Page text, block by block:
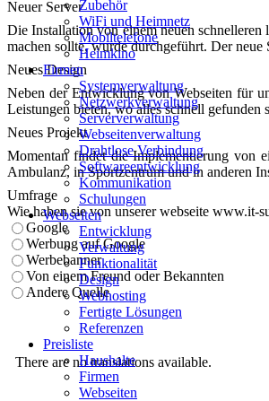
Zubehör
WiFi und Heimnetz
Mobiltelefone
Heimkino
Firmen
Systemverwaltung
Netzwerkverwaltung
Serververwaltung
Webseitenverwaltung
Drahtlose Verbindung
Softwareentwicklung
Kommunikation
Schulungen
Webseiten
Entwicklung
Verwaltung
Funktionalität
Design
Webhosting
Fertigte Lösungen
Referenzen
Preisliste
Haushalte
Firmen
Webseiten
Neuer Server
Die Installation von einem neuen
machen sollte, wurde durchgeführt. Der neue
Neues Design
Neben der Entwicklung von Webseiten für
Leistungen bieten, wo alles schnell gefunden
Neues Projekt
Momentan findet die Implementierung von
Ambulanz, in Sportzentrum und in anderen
Umfrage
Wie haben sie von unserer webseite www.it-
Google
Werbung auf Google
Werbebanner
Von einem Freund oder Bekannten
Andere Quelle
There are no translations available.